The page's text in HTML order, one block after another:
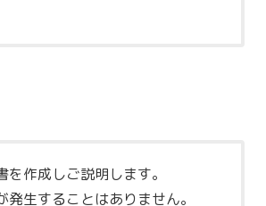
を作成しご説明します。
発生することはありません。